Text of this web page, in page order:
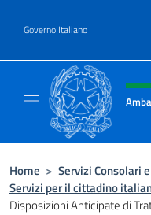
Governo Italiano
Intestazione
Home > Servizi Consolari
Servizi per il cittadino
Disposizioni Anticipate di